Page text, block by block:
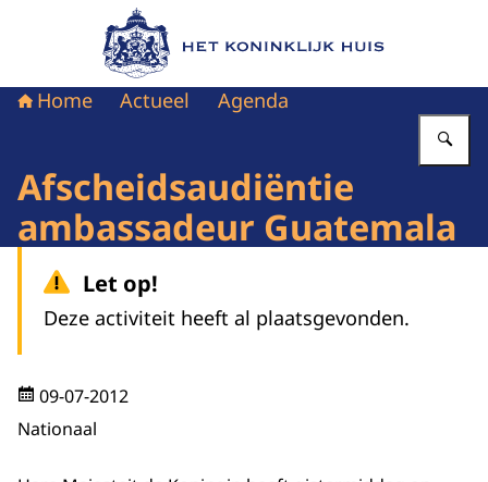
Naar de homepage van Het Koninklijk Huis
Home Actueel Agenda
Afscheidsaudiëntie
ambassadeur Guatemala
Let op!
Deze activiteit heeft al plaatsgevonden.
09-07-2012
Nationaal